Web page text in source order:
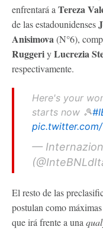
enfrentará a Tereza
de las estadounidenses
Anisimova(N°6),
RuggeriyLucrezia
respectivamente.
Here's your
starts now 🎾
pic.twitter.com/
—
El resto de las
postulan como
que irá frente a una